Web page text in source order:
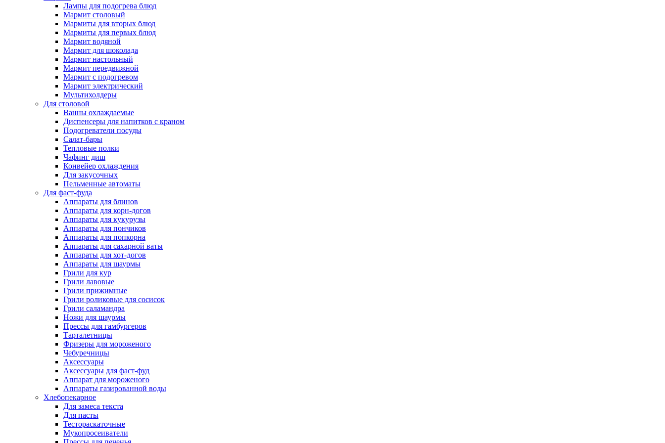
Лампы для подогрева блюд
Мармит столовый
Мармиты для вторых блюд
Мармиты для первых блюд
Мармит водяной
Мармит для шоколада
Мармит настольный
Мармит передвижной
Мармит с подогревом
Мармит электрический
Мультихолдеры
Для столовой
Ванны охлаждаемые
Диспенсеры для напитков с краном
Подогреватели посуды
Салат-бары
Тепловые полки
Чафинг диш
Конвейер охлаждения
Для закусочных
Пельменные автоматы
Для фаст-фуда
Аппараты для блинов
Аппараты для корн-догов
Аппараты для кукурузы
Аппараты для пончиков
Аппараты для попкорна
Аппараты для сахарной ваты
Аппараты для хот-догов
Аппараты для шаурмы
Грили для кур
Грили лавовые
Грили прижимные
Грили роликовые для сосисок
Грили саламандра
Ножи для шаурмы
Прессы для гамбургеров
Тарталетницы
Фризеры для мороженого
Чебуречницы
Аксессуары
Аксессуары для фаст-фуд
Аппарат для мороженого
Аппараты газированной воды
Хлебопекарное
Для замеса текста
Для пасты
Тестораскаточные
Мукопросеиватели